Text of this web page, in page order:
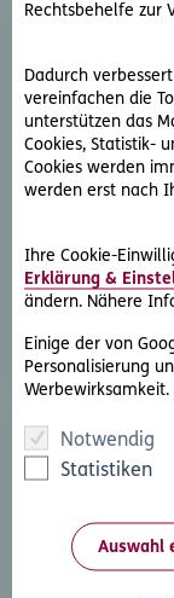
Rechtsbehelfe zur
Dadurch
vereinfachen die
unterstützen das
Cookies, Statistik-
Cookies werden
werden erst nach
Ihre Cookie-
Erklärung &
ändern. Nähere
Einige der von
Personalisierung
Werbewirksamkeit.
Notwendig
Statistiken
Auswahl
oder